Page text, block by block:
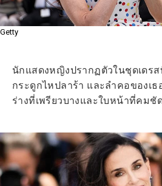
Getty
นักแสดงหญิงปรากฏตัวในชุดเดรส
กระดูกไหปลาร้า และลำคอของเธ
ร่างที่เพรียวบางและใบหน้าที่คมชั